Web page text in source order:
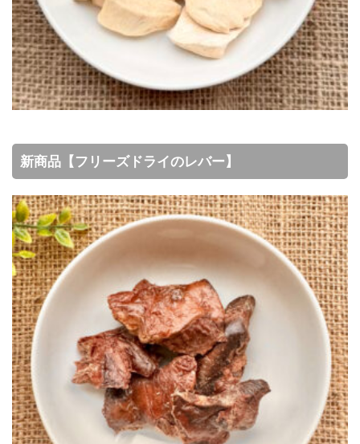
新商品【フリーズドライのレバー】